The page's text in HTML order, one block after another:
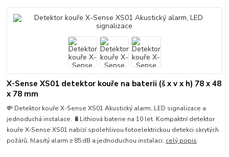
X-Sense XS01 detektor kouře na baterii (š x v x h) 78 x 48
x 78 mm
💸 Detektor kouře X-Sense XS01 Akustický alarm, LED signalizace a
jednoduchá instalace. 🔋Lithiová baterie na 10 let. Kompaktní detektor
kouře X‑Sense XS01 nabízí spolehlivou fotoelektrickou detekci skrytých
požárů, hlasitý alarm ≥ 85 dB a jednoduchou instalaci. celý popis